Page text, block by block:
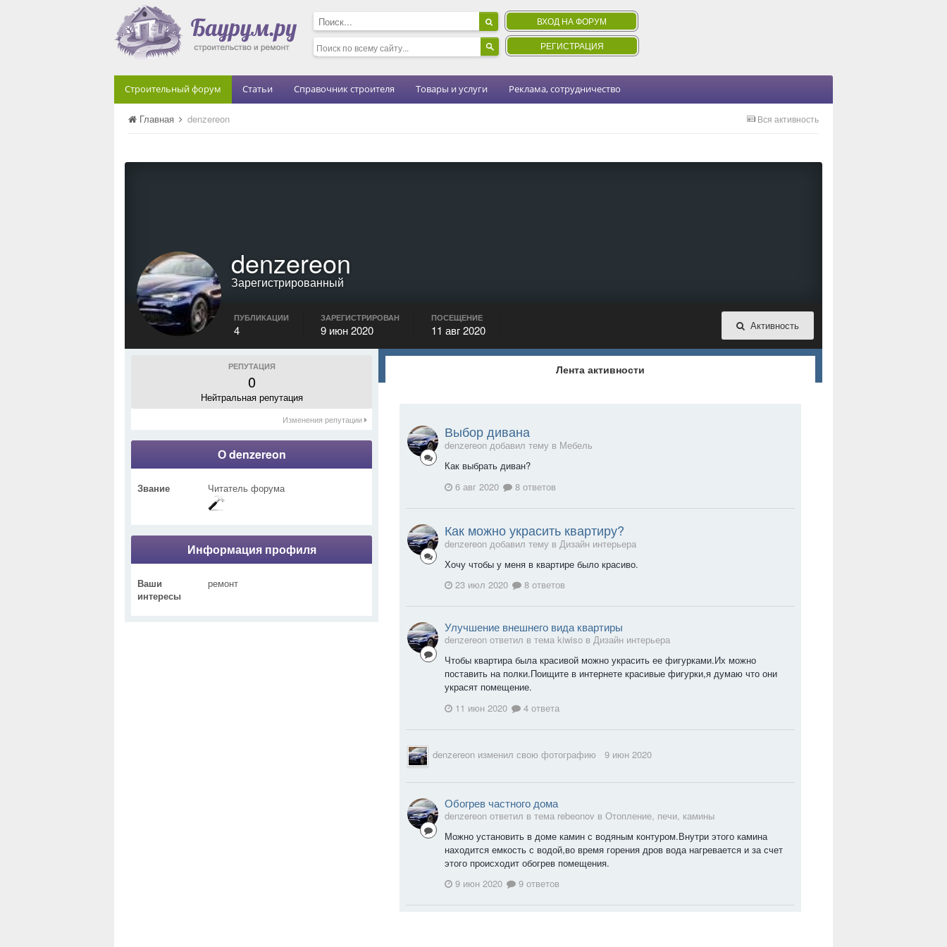
ВХОД НА ФОРУМ
РЕГИСТРАЦИЯ
Строительный форум Статьи Справочник строителя Товары и услуги Реклама, сотрудничество
Вся активность
Главная denzereon
denzereon
Зарегистрированный
Активность
ПУБЛИКАЦИИ
4
ЗАРЕГИСТРИРОВАН
9 июн 2020
ПОСЕЩЕНИЕ
11 авг 2020
РЕПУТАЦИЯ
0
Нейтральная репутация
Изменения репутации
О denzereon
Звание Читатель форума
Информация профиля
Ваши
интересы
ремонт
Лента активности
Выбор дивана
denzereon добавил тему в Мебель
Как выбрать диван?
6 авг 2020
8 ответов
Как можно украсить квартиру?
denzereon добавил тему в Дизайн интерьера
Хочу чтобы у меня в квартире было красиво.
23 июл 2020
8 ответов
Улучшение внешнего вида квартиры
denzereon ответил в тема kiwiso в Дизайн интерьера
Чтобы квартира была красивой можно украсить ее фигурками.Их можно
поставить на полки.Поищите в интернете красивые фигурки,я думаю что они
украсят помещение.
11 июн 2020
4 ответа
denzereon изменил свою фотографию 9 июн 2020
Обогрев частного дома
denzereon ответил в тема rebeonov в Отопление, печи, камины
Можно установить в доме камин с водяным контуром.Внутри этого камина
находится емкость с водой,во время горения дров вода нагревается и за счет
этого происходит обогрев помещения.
9 июн 2020
9 ответов